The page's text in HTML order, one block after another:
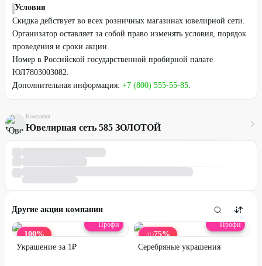
Условия
Скидка действует во всех розничных магазинах ювелирной сети.
Организатор оставляет за собой право изменять условия, порядок
проведения и сроки акции.
Номер в Российской государственной пробирной палате
ЮЛ7803003082.
Дополнительная информация: +7 (800) 555-55-85.
Компания
Ювелирная сеть 585 ЗОЛОТОЙ
Другие акции компании
100%
Профи
Украшение за 1₽
ДО75%
Профи
Серебряные украшения